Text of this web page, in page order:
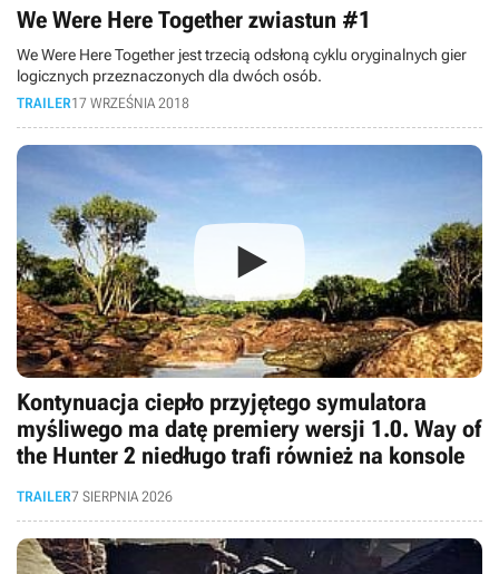
We Were Here Together zwiastun #1
We Were Here Together jest trzecią odsłoną cyklu oryginalnych gier
logicznych przeznaczonych dla dwóch osób.
TRAILER17 WRZEŚNIA 2018
Kontynuacja ciepło przyjętego symulatora
myśliwego ma datę premiery wersji 1.0. Way of
the Hunter 2 niedługo trafi również na konsole
TRAILER7 SIERPNIA 2026